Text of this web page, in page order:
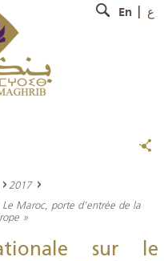
En ع
2017
Maroc, porte d’entrée de la
»
sur le